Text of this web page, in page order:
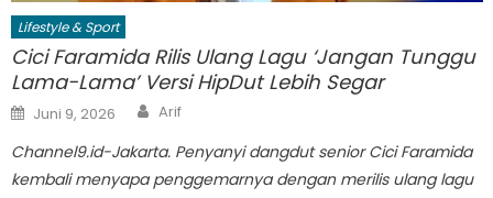
Lifestyle & Sport
Cici Faramida Rilis Ulang Lagu ‘Jangan Tunggu
Lama-Lama’ Versi HipDut Lebih Segar
Posted
on
Juni 9, 2026 Author
Arif
Channel9.id-Jakarta. Penyanyi dangdut senior Cici Faramida
kembali menyapa penggemarnya dengan merilis ulang lagu